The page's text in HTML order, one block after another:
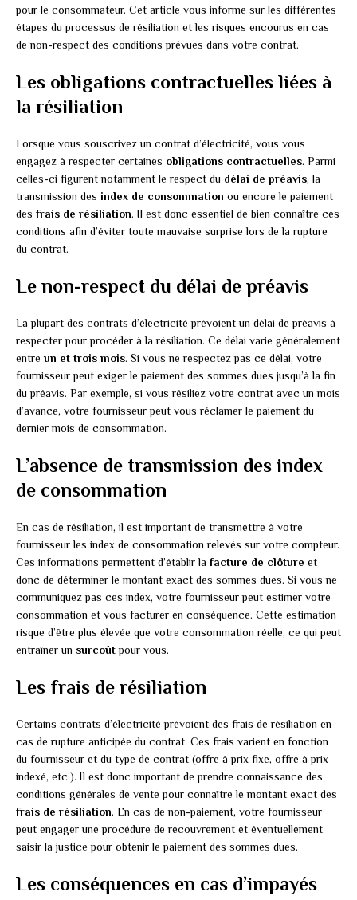
pour le consommateur. Cet article vous informe sur les différentes
étapes du processus de résiliation et les risques encourus en cas
de non-respect des conditions prévues dans votre contrat.
Les obligations contractuelles liées à
la résiliation
Lorsque vous souscrivez un contrat d’électricité, vous vous
engagez à respecter certaines obligations contractuelles. Parmi
celles-ci figurent notamment le respect du délai de préavis, la
transmission des index de consommation ou encore le paiement
des frais de résiliation. Il est donc essentiel de bien connaître ces
conditions afin d’éviter toute mauvaise surprise lors de la rupture
du contrat.
Le non-respect du délai de préavis
La plupart des contrats d’électricité prévoient un délai de préavis à
respecter pour procéder à la résiliation. Ce délai varie généralement
entreun et trois mois. Si vous ne respectez pas ce délai, votre
fournisseur peut exiger le paiement des sommes dues jusqu’à la fin
du préavis. Par exemple, si vous résiliez votre contrat avec un mois
d’avance, votre fournisseur peut vous réclamer le paiement du
dernier mois de consommation.
L’absence de transmission des index
de consommation
En cas de résiliation, il est important de transmettre à votre
fournisseur les index de consommation relevés sur votre compteur.
Ces informations permettent d’établir la facture de clôture et
donc de déterminer le montant exact des sommes dues. Si vous ne
communiquez pas ces index, votre fournisseur peut estimer votre
consommation et vous facturer en conséquence. Cette estimation
risque d’être plus élevée que votre consommation réelle, ce qui peut
entraîner un surcoûtpour vous.
Les frais de résiliation
Certains contrats d’électricité prévoient des frais de résiliation en
cas de rupture anticipée du contrat. Ces frais varient en fonction
du fournisseur et du type de contrat (offre à prix fixe, offre à prix
indexé, etc.). Il est donc important de prendre connaissance des
conditions générales de vente pour connaître le montant exact des
frais de résiliation. En cas de non-paiement, votre fournisseur
peut engager une procédure de recouvrement et éventuellement
saisir la justice pour obtenir le paiement des sommes dues.
Les conséquences en cas d’impayés